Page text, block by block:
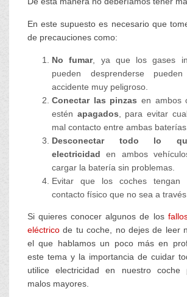
En este supuesto es necesario que
de precauciones como:
No fumar, ya que los gases
pueden desprenderse
accidente muy peligroso.
Conectar las pinzas en ambos
estén apagados , para evitar
mal contacto entre ambas baterías.
Desconectar todo lo
electricidad en ambos
cargar la batería sin problemas.
Evitar que los coches tengan
contacto físico que no sea a
Si quieres conocer algunos de los
eléctrico de tu coche, no dejes de leer
el que hablamos un poco más en
este tema y la importancia de cuidar
utilice electricidad en nuestro coche
malos mayores.